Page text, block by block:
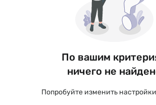
По вашим
ничего не
Попробуйте изменить